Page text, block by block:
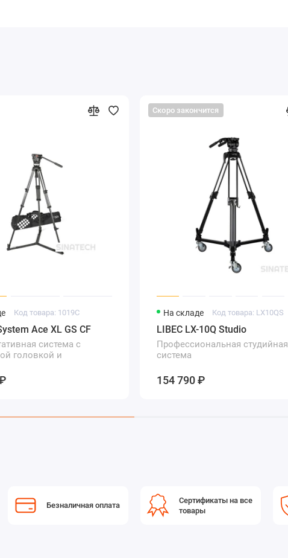
Код товара: 1019C
Ace XL GS CF
система с
головкой и
Скоро закончится
На складе Код товара: LX10QS
LIBEC LX-10Q Studio
Профессиональная студийная
система
154 790 ₽
Безналичная оплата
Сертификаты на все
товары